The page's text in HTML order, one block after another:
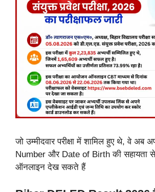
जो उम्मीदवार परीक्षा में शामिल हुए थे, वे
Number और Date of Birth की सहायता
ऑनलाइन देख सकते हैं